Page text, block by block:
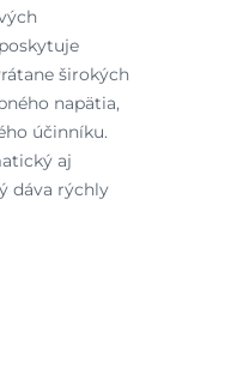
širokých
napätia,
účinníku.
aj
dáva rýchly